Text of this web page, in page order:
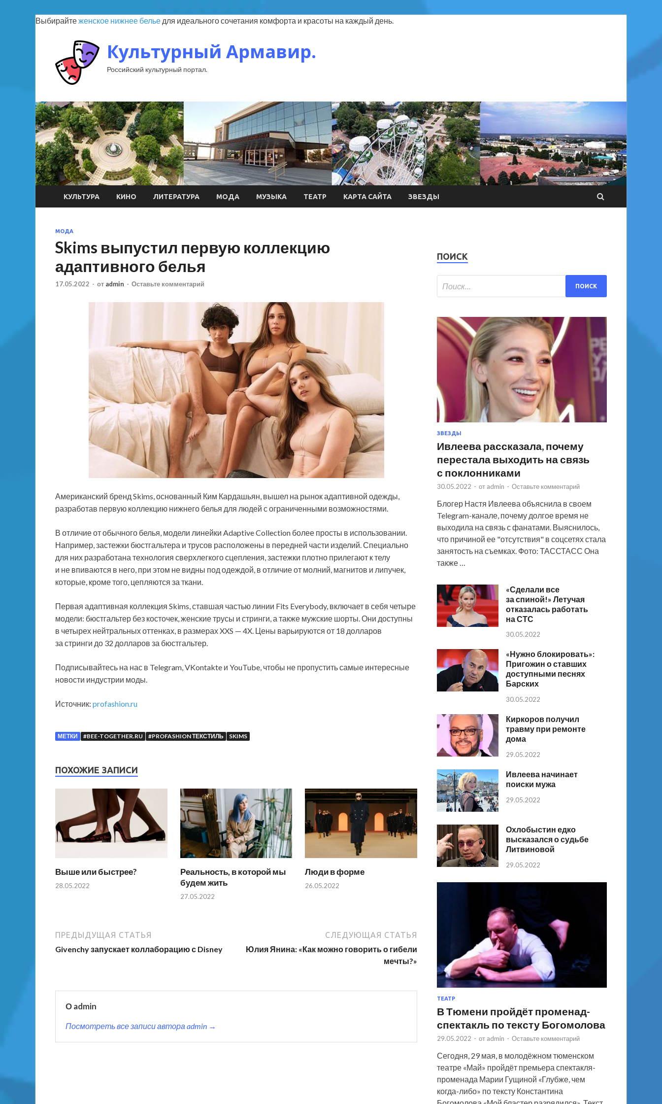
Выбирайтеженское нижнее белье для идеального сочетания комфорта и красоты на каждый день.
Культурный Армавир.
Российский культурный портал.
КУЛЬТУРА КИНО ЛИТЕРАТУРА МОДА МУЗЫКА ТЕАТР КАРТА САЙТА ЗВЕЗДЫ
МОДА
Skims выпустил первую коллекцию
адаптивного белья
17.05.2022 - от admin - Оставьте комментарий
Американский бренд Skims, основанный Ким Кардашьян, вышел на рынок адаптивной одежды,
разработав первую коллекцию нижнего белья для людей с ограниченными возможностями.
В отличие от обычного белья, модели линейки Adaptive Collection более просты в использовании.
Например,застежки бюстгальтера и трусов расположены в передней части изделий. Специально
для них разработана технология сверхлегкого сцепления, застежки плотно прилегают к телу
и не впиваются в него, при этом не видны под одеждой, в отличие от молний, магнитов и липучек,
которые, кроме того, цепляются за ткани.
Первая адаптивная коллекция Skims, ставшая частью линии Fits Everybody, включает в себя четыре
модели: бюстгальтер без косточек, женские трусы и стринги, а также мужские шорты. Они доступны
в четырех нейтральных оттенках, в размерах XXS — 4X. Цены варьируются от 18 долларов
за стринги до 32 долларов за бюстгальтер.
Подписывайтесь на нас в Telegram, VKontakte и YouTube, чтобы не пропустить самые интересные
новости индустрии моды.
Источник: profashion.ru
МЕТКИ #BEE-TOGETHER.RU #PROFASHION ТЕКСТИЛЬ SKIMS
ПОХОЖИЕ ЗАПИСИ
Выше или быстрее?
28.05.2022
Реальность, в которой мы
будем жить
27.05.2022
Люди в форме
26.05.2022
ПРЕДЫДУЩАЯ СТАТЬЯ
Givenchy запускает коллаборацию с Disney
СЛЕДУЮЩАЯ СТАТЬЯ
Юлия Янина: «Как можно говорить о гибели
мечты?»
О admin
Посмотреть все записи автора admin →
ПОИСК
ЗВЕЗДЫ
Ивлеева рассказала, почему
перестала выходить на связь
с поклонниками
30.05.2022 - от admin - Оставьте комментарий
Блогер Настя Ивлеева объяснила в своем
Telegram-канале, почему долгое время не
выходила на связь с фанатами. Выяснилось,
что причиной ее "отсутствия" в соцсетях стала
занятость на съемках. Фото: ТАССТАСС Она
также …
«Сделали все
за спиной!» Летучая
отказалась работать
на СТС
30.05.2022
«Нужно блокировать»:
Пригожин о ставших
доступными песнях
Барских
30.05.2022
Киркоров получил
травму при ремонте
дома
29.05.2022
Ивлеева начинает
поиски мужа
29.05.2022
Охлобыстин едко
высказался о судьбе
Литвиновой
29.05.2022
ТЕАТР
В Тюмени пройдёт променад-
спектакль по тексту Богомолова
29.05.2022 - от admin - Оставьте комментарий
Сегодня, 29 мая, в молодёжном тюменском
театре «Май» пройдёт премьера спектакля-
променада Марии Гущиной «Глубже, чем
когда-либо» по тексту Константина